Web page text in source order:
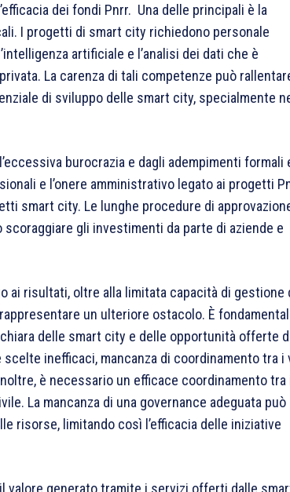
dei fondi Pnrr. Una delle principali è la
I progetti di smart city richiedono personale
artificiale e l’analisi dei dati che è
La carenza di tali competenze può
di sviluppo delle smart city, specialmente
burocrazia e dagli adempimenti formali
e l’onere amministrativo legato ai progetti
smart city. Le lunghe procedure di
gli investimenti da parte di aziende e
ai risultati, oltre alla limitata capacità di gestione
un ulteriore ostacolo. È
delle smart city e delle opportunità offerte
inefficaci, mancanza di coordinamento tra i
è necessario un efficace coordinamento tra
La mancanza di una governance adeguata può
risorse, limitando così l’efficacia delle iniziative
valore generato tramite i servizi offerti dalle